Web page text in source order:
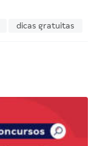
dicas gratuitas